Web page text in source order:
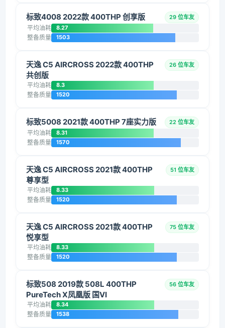
标致4008 2022款 400THP 创享版 29 位车友
平均油耗 8.27
整备质量 1503
天逸 C5 AIRCROSS 2022款 400THP
共创版
26 位车友
平均油耗 8.3
整备质量 1520
标致5008 2021款 400THP 7座实力版 22 位车友
平均油耗 8.31
整备质量 1570
天逸 C5 AIRCROSS 2021款 400THP
尊享型
51 位车友
平均油耗 8.33
整备质量 1520
天逸 C5 AIRCROSS 2021款 400THP
悦享型
75 位车友
平均油耗 8.33
整备质量 1520
标致508 2019款 508L 400THP
PureTech X凤凰版 国VI
56 位车友
平均油耗 8.34
整备质量 1538